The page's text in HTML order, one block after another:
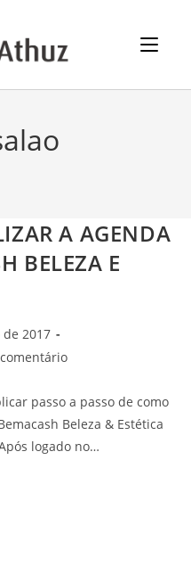
A AGENDA
BELEZA E
2017
passo a passo de como
Beleza & Estética
logado no…